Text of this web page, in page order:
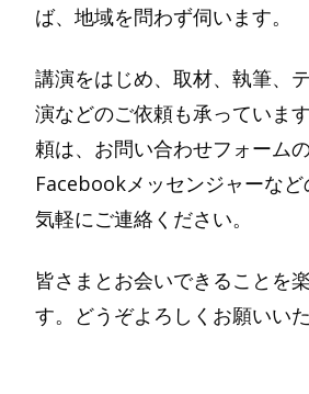
ば、地域を問わず伺います。
講演をはじめ、取材、執筆、
演などのご依頼も承っていま
頼は、お問い合わせフォームの
Facebookメッセンジャーなど
気軽にご連絡ください。
皆さまとお会いできることを
す。どうぞよろしくお願いいた